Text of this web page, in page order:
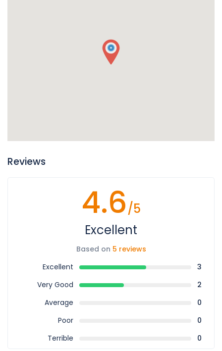
Reviews
4.6/5
Excellent
Based on 5 reviews
Excellent
3
Very Good
2
Average
0
Poor
0
Terrible
0